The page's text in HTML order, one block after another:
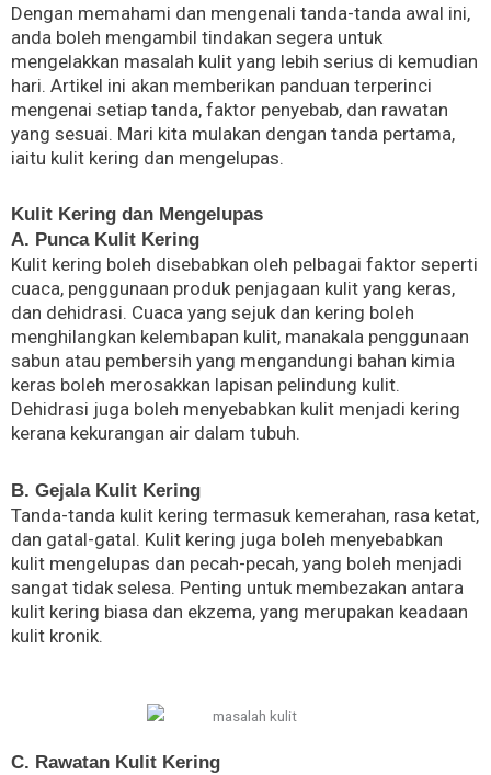
Dengan memahami dan mengenali tanda-tanda awal ini,
anda boleh mengambil tindakan segera untuk
mengelakkan masalah kulit yang lebih serius di kemudian
hari. Artikel ini akan memberikan panduan terperinci
mengenai setiap tanda, faktor penyebab, dan rawatan
yang sesuai. Mari kita mulakan dengan tanda pertama,
iaitu kulit kering dan mengelupas.
Kulit Kering dan Mengelupas
A. Punca Kulit Kering
Kulit kering boleh disebabkan oleh pelbagai faktor seperti
cuaca, penggunaan produk penjagaan kulit yang keras,
dan dehidrasi. Cuaca yang sejuk dan kering boleh
menghilangkan kelembapan kulit, manakala penggunaan
sabun atau pembersih yang mengandungi bahan kimia
keras boleh merosakkan lapisan pelindung kulit.
Dehidrasi juga boleh menyebabkan kulit menjadi kering
kerana kekurangan air dalam tubuh.
B. Gejala Kulit Kering
Tanda-tanda kulit kering termasuk kemerahan, rasa ketat,
dan gatal-gatal. Kulit kering juga boleh menyebabkan
kulit mengelupas dan pecah-pecah, yang boleh menjadi
sangat tidak selesa. Penting untuk membezakan antara
kulit kering biasa dan ekzema, yang merupakan keadaan
kulit kronik.
C. Rawatan Kulit Kering